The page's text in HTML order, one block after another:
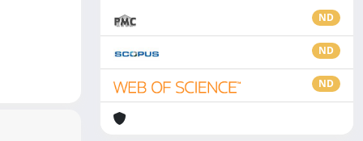
ND
ND
ND